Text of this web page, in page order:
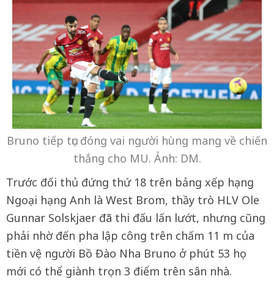
Bruno tiếp tục đóng vai người hùng mang về chiến
thắng cho MU. Ảnh: DM.
Trước đối thủ đứng thứ 18 trên bảng xếp hạng
Ngoại hạng Anh là West Brom, thầy trò HLV Ole
Gunnar Solskjaer đã thi đấu lấn lướt, nhưng cũng
phải nhờ đến pha lập công trên chấm 11 m của
tiền vệ người Bồ Đào Nha Bruno ở phút 53 họ
mới có thể giành trọn 3 điểm trên sân nhà.